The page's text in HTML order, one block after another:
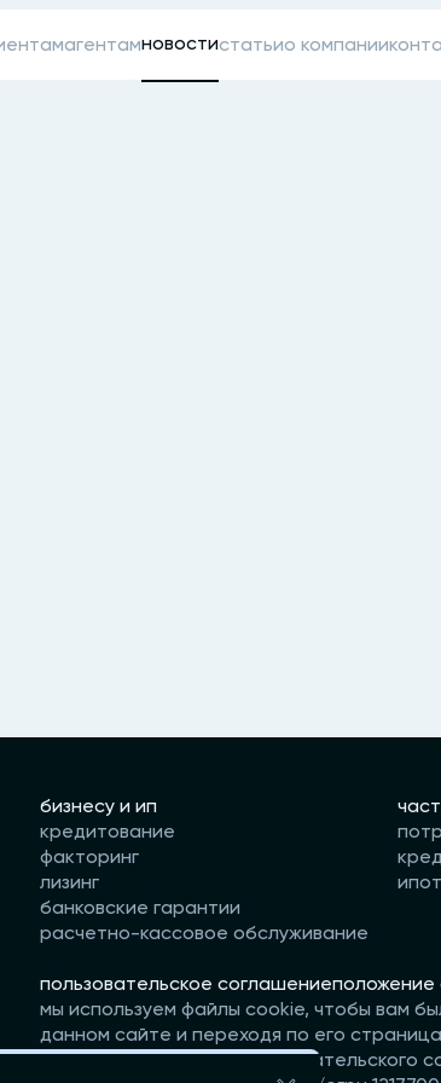
агентамновостистатьио компании
бизнесу и ип
кредитование
факторинг
лизинг
банковские гарантии
расчетно-кассовое обслуживание
пользовательское соглашениеположение
мы используем файлы cookie, чтобы вам
данном сайте и переходя по его
принимаете условия